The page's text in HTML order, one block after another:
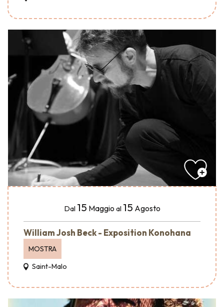
Dal 15 Maggio al 15 Agosto
William Josh Beck - Exposition Konohana
MOSTRA
Saint-Malo